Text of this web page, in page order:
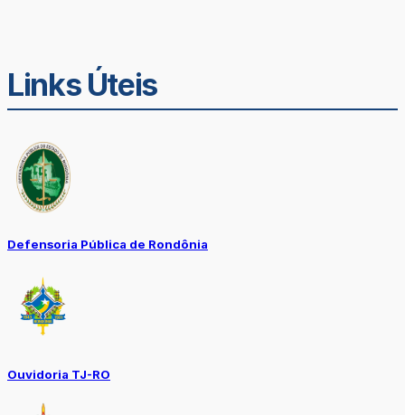
Links Úteis
Defensoria Pública de Rondônia
Ouvidoria TJ-RO